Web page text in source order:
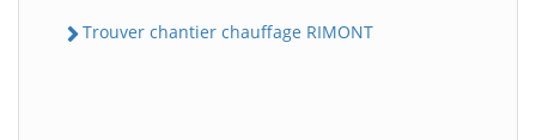
Trouver chantier chauffage RIMONT